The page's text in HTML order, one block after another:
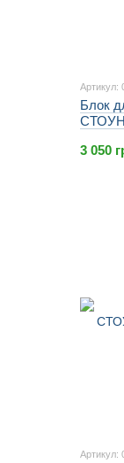
Артикул:
Блок
3 050
Артикул: